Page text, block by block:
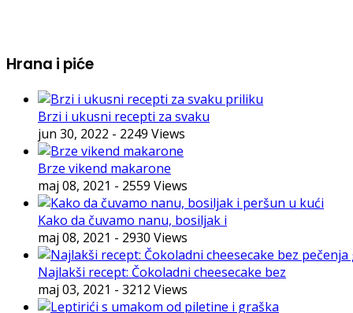
Hrana i piće
Brzi i ukusni recepti za svaku
jun 30, 2022 - 2249 Views
Brze vikend makarone
maj 08, 2021 - 2559 Views
Kako da čuvamo nanu, bosiljak i
maj 08, 2021 - 2930 Views
Najlakši recept: Čokoladni cheesecake bez
maj 03, 2021 - 3212 Views